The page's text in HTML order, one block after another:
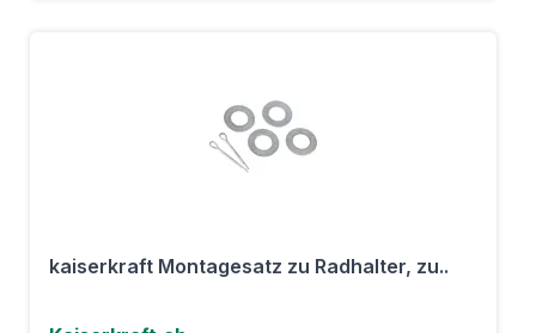
kaiserkraft Montagesatz zu Radhalter, zu..